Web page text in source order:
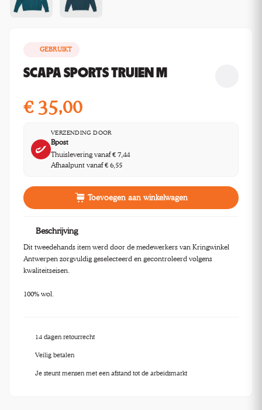
GEBRUIKT
SCAPA SPORTS TRUIEN M
€ 35,00
VERZENDING DOOR
Bpost
Thuislevering vanaf € 7,44
Afhaalpunt vanaf € 6,55
Toevoegen aan winkelwagen
Beschrijving
Dit tweedehands item werd door de medewerkers van Kringwinkel
Antwerpen zorgvuldig geselecteerd en gecontroleerd volgens
kwaliteitseisen.
100% wol.
14 dagen retourrecht
Veilig betalen
Je steunt mensen met een afstand tot de arbeidsmarkt